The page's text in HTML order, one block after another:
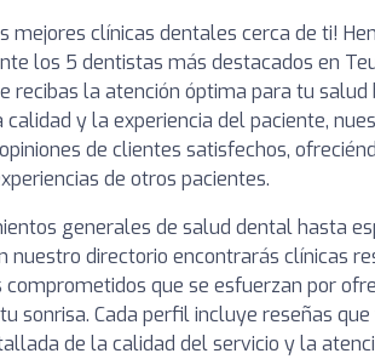
mejores clínicas dentales cerca de ti!
los 5 dentistas más destacados en
recibas la atención óptima para tu salud
calidad y la experiencia del paciente,
de clientes satisfechos,
de otros pacientes.
generales de salud dental hasta
nuestro directorio encontrarás clínicas
comprometidos que se esfuerzan por
sonrisa. Cada perfil incluye reseñas
de la calidad del servicio y la